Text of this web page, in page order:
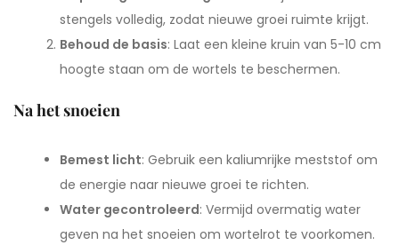
stengels volledig, zodat nieuwe groei ruimte krijgt.
Behoud de basis: Laat een kleine kruin van 5-10 cm
hoogte staan om de wortels te beschermen.
Na het snoeien
Bemest licht: Gebruik een kaliumrijke meststof om
de energie naar nieuwe groei te richten.
Water gecontroleerd: Vermijd overmatig water
geven na het snoeien om wortelrot te voorkomen.